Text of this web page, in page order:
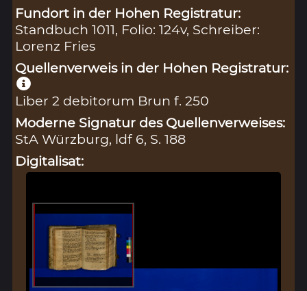
Fundort in der Hohen Registratur:
Standbuch 1011, Folio: 124v, Schreiber:
Lorenz Fries
Quellenverweis in der Hohen Registratur:
Liber 2 debitorum Brun f. 250
Moderne Signatur des Quellenverweises:
StA Würzburg, ldf 6, S. 188
Digitalisat: